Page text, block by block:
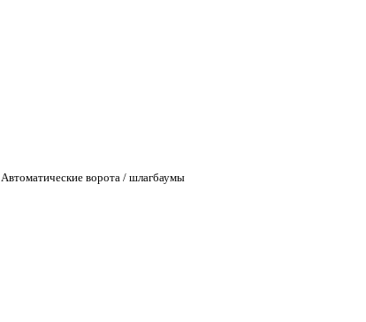
Автоматические ворота / шлагбаумы